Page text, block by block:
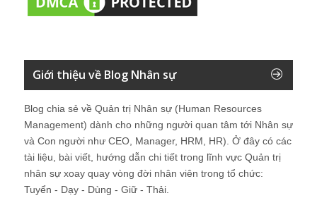
Giới thiệu về Blog Nhân sự
Blog chia sẻ về Quản trị Nhân sự (Human Resources
Management) dành cho những người quan tâm tới Nhân sự
và Con người như CEO, Manager, HRM, HR). Ở đây có các
tài liệu, bài viết, hướng dẫn chi tiết trong lĩnh vực Quản trị
nhân sự xoay quay vòng đời nhân viên trong tổ chức:
Tuyển - Dạy - Dùng - Giữ - Thải.